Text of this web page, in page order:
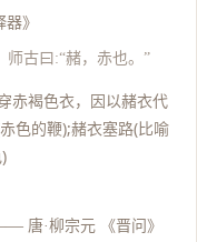
器》
师古曰:“赭，赤也。”
赤褐色衣，因以赭衣代
色的鞭);赭衣塞路(比喻
唐·柳宗元 《晋问》